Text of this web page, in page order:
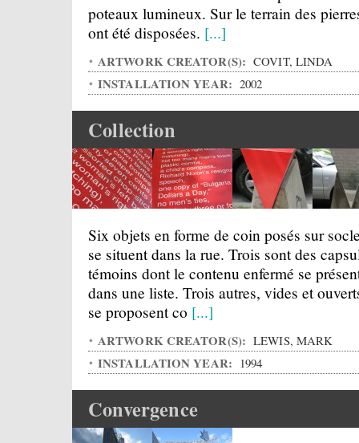
poteaux lumineux. Sur le terrain des
ont été disposées. [...]
ARTWORK CREATOR(S): COVIT, LINDA
INSTALLATION YEAR: 2002
Collection
Six objets en forme de coin posés sur
se situent dans la rue. Trois sont des
témoins dont le contenu enfermé se
dans une liste. Trois autres, vides et
se proposent co [...]
ARTWORK CREATOR(S): LEWIS, MARK
INSTALLATION YEAR: 1994
Convergence